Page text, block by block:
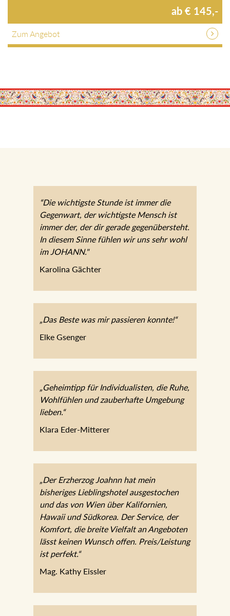
ab € 145,-
Zum Angebot
“Die wichtigste Stunde ist immer die
Gegenwart, der wichtigste Mensch ist
immer der, der dir gerade gegenübersteht.
In diesem Sinne fühlen wir uns sehr wohl
im JOHANN."
Karolina Gächter
„Das Beste was mir passieren konnte!“
Elke Gsenger
„Geheimtipp für Individualisten, die Ruhe,
Wohlfühlen und zauberhafte Umgebung
lieben.“
Klara Eder-Mitterer
„Der Erzherzog Joahnn hat mein
bisheriges Lieblingshotel ausgestochen
und das von Wien über Kalifornien,
Hawaii und Südkorea. Der Service, der
Komfort, die breite Vielfalt an Angeboten
lässt keinen Wunsch offen. Preis/Leistung
ist perfekt.“
Mag. Kathy Eissler